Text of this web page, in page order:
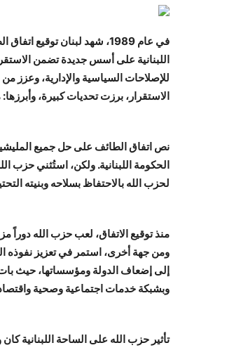
في عام 1989، شهد لبنان
اللبنانية على أسس جديدة تضمن
للإصلاحات السياسية والإدارية، وعزز
الاستقرار، برزت تحديات كبيرة،
نص اتفاق الطائف على حل جميع
الحكومة اللبنانية. ولكن، استُثني حزب
لحزب الله بالاحتفاظ بسلاحه وبنيته
منذ توقيع الاتفاق، لعب حزب الله دوراً
ومن جهة أخرى، استمر في تعزيز نفوذه
إلى إضعاف الدولة ومؤسساتها، حيث
وبشبكة خدمات اجتماعية وصحية
تأثير حزب الله على الساحة اللبنانية